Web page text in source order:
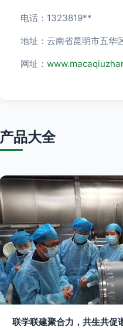
电话：1323819**
地址：云南省昆明市五华
网址：
产品大全
联学联建聚合力，共生共